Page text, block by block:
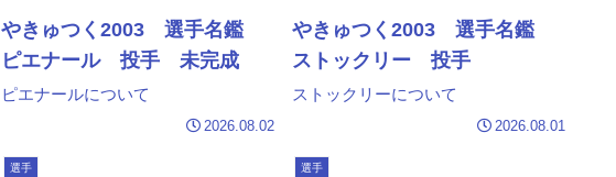
やきゅつく2003 選手名鑑
ピエナール 投手 未完成
ピエナールについて
2026.08.02
やきゅつく2003 選手名鑑
ストックリー 投手
ストックリーについて
2026.08.01
選手 選手